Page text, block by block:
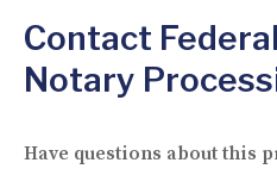
Contact
Notary
Have questions about this